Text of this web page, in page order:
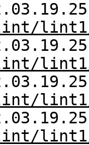
lint1/
lint1/
lint1/